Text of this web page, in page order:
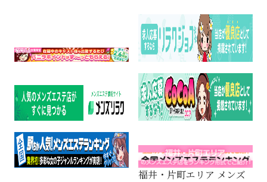
福井・片町エリア メンズ